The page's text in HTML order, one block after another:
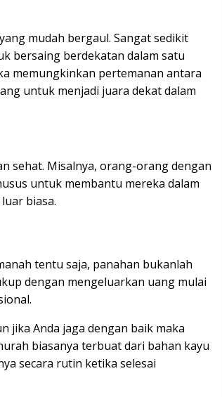
mudah bergaul. Sangat sedikit
bersaing berdekatan dalam satu
memungkinkan pertemanan antara
untuk menjadi juara dekat dalam
sehat. Misalnya, orang-orang dengan
untuk membantu mereka dalam
biasa.
tentu saja, panahan bukanlah
dengan mengeluarkan uang mulai
jika Anda jaga dengan baik maka
biasanya terbuat dari bahan kayu
secara rutin ketika selesai